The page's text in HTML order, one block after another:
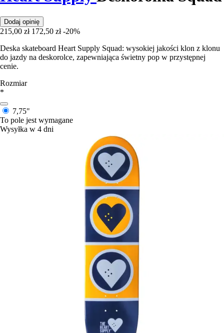
Dodaj opinię
215,00 zł 172,50 zł -20%
Deska skateboard Heart Supply Squad: wysokiej jakości klon z klonu
do jazdy na deskorolce, zapewniająca świetny pop w przystępnej
cenie.
Rozmiar
*
7,75"
To pole jest wymagane
Wysyłka w 4 dni